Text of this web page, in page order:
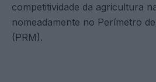
competitividade da agricultura
nomeadamente no Perímetro
(PRM).